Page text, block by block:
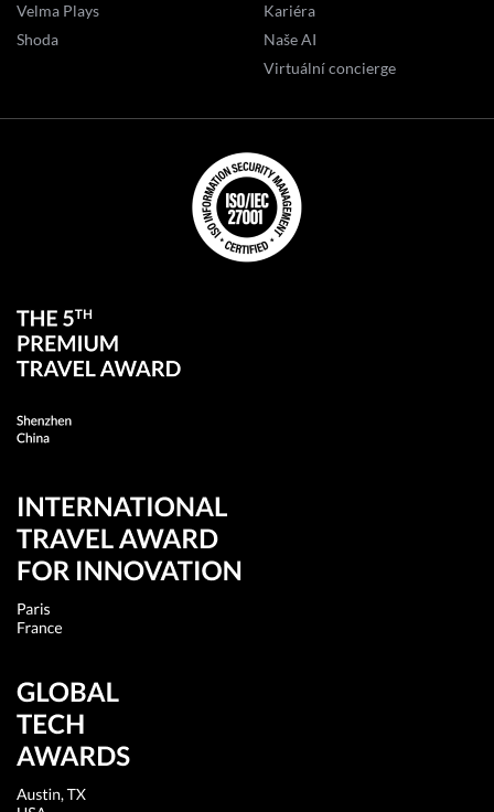
Velma Plays
Shoda
Kariéra
Naše AI
Virtuální concierge